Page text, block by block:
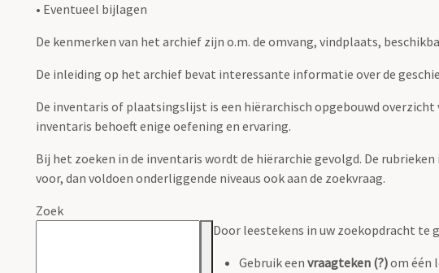
• Eventueel bijlagen
De kenmerken van het archief zijn o.m. de omvang, vindplaats,
De inleiding op het archief bevat interessante informatie over de
De inventaris of plaatsingslijst is een hiërarchisch opgebouwd
inventaris behoeft enige oefening en ervaring.
Bij het zoeken in de inventaris wordt de hiërarchie gevolgd. De
voor, dan voldoen onderliggende niveaus ook aan de zoekvraag.
Zoek
Door leestekens in uw zoekopdracht te
Gebruik een vraagteken (?)om één